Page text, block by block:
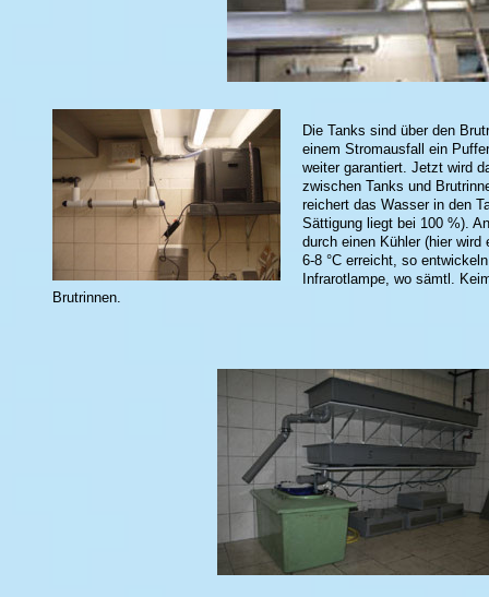
Die Tanks sind über den
einem Stromausfall ein
weiter garantiert. Jetzt wird
zwischen Tanks und
reichert das Wasser in den
Sättigung liegt bei 100 %).
durch einen Kühler (hier wird
6-8 °C erreicht, so
Infrarotlampe, wo sämtl.
Brutrinnen.